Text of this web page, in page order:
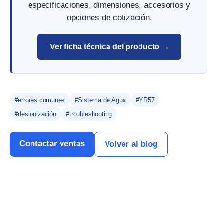
especificaciones, dimensiones, accesorios y
opciones de cotización.
Ver ficha técnica del producto →
#errores comunes #Sistema de Agua
#YR57
#desionización
#troubleshooting
Contactar ventas Volver al blog